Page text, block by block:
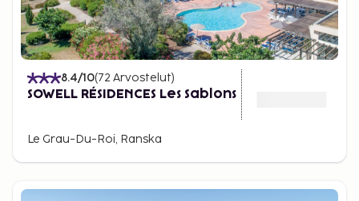
8.4/10(72 Arvostelut)
SOWELL RÉSIDENCES Les Sablons
Le Grau-Du-Roi, Ranska